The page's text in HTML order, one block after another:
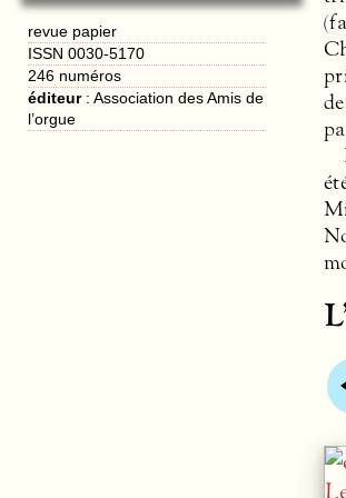
revue papier
ISSN 0030-5170
246 numéros
éditeur:Association des Amis de
l’orgue